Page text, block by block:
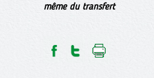
même du transfert